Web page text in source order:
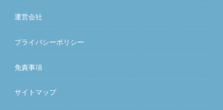
運営会社
プライバシーポリシー
免責事項
サイトマップ